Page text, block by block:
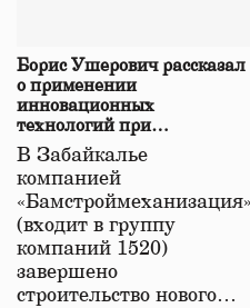
Борис Ушерович рассказал
о применении
инновационных
технологий при
строительстве нового моста
в Забайкалье
В Забайкалье
компанией
«Бамстроймеханизация»
(входит в группу
компаний 1520)
завершено
строительство нового…